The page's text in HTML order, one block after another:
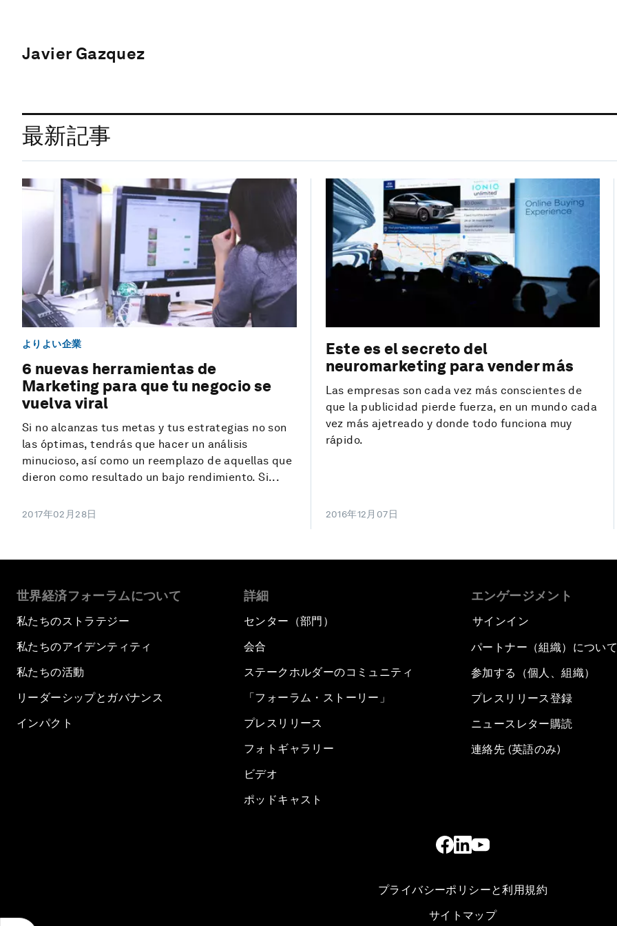
Javier Gazquez
最新記事
よりよい企業
6 nuevas herramientas de
Marketing para que tu negocio se
vuelva viral
Si no alcanzas tus metas y tus estrategias no son
las óptimas, tendrás que hacer un análisis
minucioso, así como un reemplazo de aquellas que
dieron como resultado un bajo rendimiento. Si...
2017年02月28日
Este es el secreto del
neuromarketing para vender más
Las empresas son cada vez más conscientes de
que la publicidad pierde fuerza, en un mundo cada
vez más ajetreado y donde todo funciona muy
rápido.
2016年12月07日
世界経済フォーラムについて
私たちのストラテジー
私たちのアイデンティティ
私たちの活動
リーダーシップとガバナンス
インパクト
詳細
センター（部門）
会合
ステークホルダーのコミュニティ
「フォーラム・ストーリー」
プレスリリース
フォトギャラリー
ビデオ
ポッドキャスト
エンゲージメント
サインイン
パートナー（組織）につい
参加する（個人、組織）
プレスリリース登録
ニュースレター購読
連絡先 (英語のみ)
プライバシーポリシーと利用規約
サイトマップ